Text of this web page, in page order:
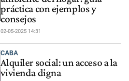
práctica con ejemplos y
consejos
02-05-2025 14:31
CABA
Alquiler social: un acceso a la
vivienda digna